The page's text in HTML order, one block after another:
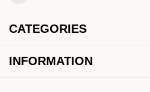
CATEGORIES
INFORMATION